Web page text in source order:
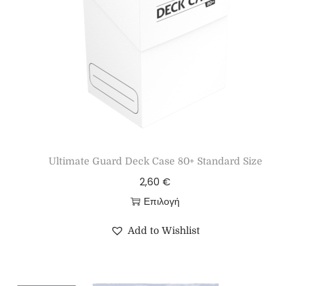
Ultimate Guard Deck Case 80+ Standard Size
2,60€
Επιλογή
Add to Wishlist